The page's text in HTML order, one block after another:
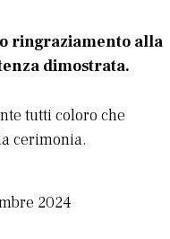
ringraziamento alla
dimostrata.
tutti coloro che
cerimonia.
2024